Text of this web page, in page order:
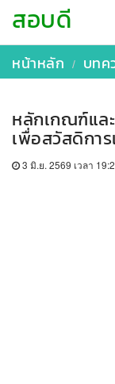
สอบดี
หน้าหลัก บทค
หลักเกณฑ์แล
เพื่อสวัสดิกา
3 มิ.ย. 2569 เวลา